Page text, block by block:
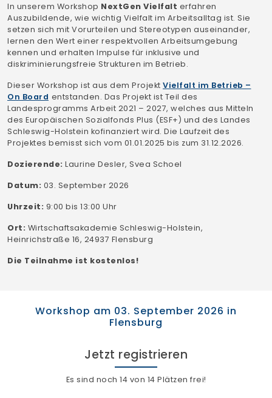
In unserem Workshop NextGen Vielfalt erfahren
Auszubildende, wie wichtig Vielfalt im Arbeitsalltag ist. Sie
setzen sich mit Vorurteilen und Stereotypen auseinander,
lernen den Wert einer respektvollen Arbeitsumgebung
kennen und erhalten Impulse für inklusive und
diskriminierungsfreie Strukturen im Betrieb.
Dieser Workshop ist aus dem Projekt Vielfalt im Betrieb –
On Board entstanden. Das Projekt ist Teil des
Landesprogramms Arbeit 2021 – 2027, welches aus Mitteln
des Europäischen Sozialfonds Plus (ESF+) und des Landes
Schleswig-Holstein kofinanziert wird. Die Laufzeit des
Projektes bemisst sich vom 01.01.2025 bis zum 31.12.2026.
Dozierende: Laurine Desler, Svea Schoel
Datum: 03. September 2026
Uhrzeit: 9:00 bis 13:00 Uhr
Ort: Wirtschaftsakademie Schleswig-Holstein,
Heinrichstraße 16, 24937 Flensburg
Die Teilnahme ist kostenlos!
Workshop am 03. September 2026 in
Flensburg